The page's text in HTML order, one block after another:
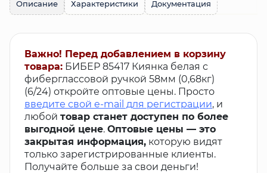
Описание Характеристики Документация
Важно! Перед добавлением в корзину
товара: БИБЕР 85417 Киянка белая с
фиберглассовой ручкой 58мм (0,68кг)
(6/24) откройте оптовые цены. Просто
введите свой e-mail для регистрации, и
любой товар станет доступен по более
выгодной цене. Оптовые цены — это
закрытая информация, которую видят
только зарегистрированные клиенты.
Получайте больше за свои деньги!